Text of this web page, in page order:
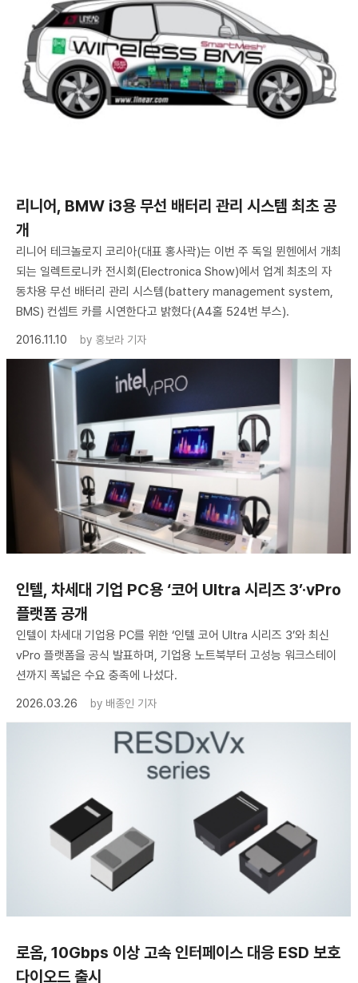
리니어, BMW i3용 무선 배터리 관리 시스템 최초 공
개
리니어 테크놀로지 코리아(대표 홍사곽)는 이번 주 독일 뮌헨에서 개최
되는 일렉트로니카 전시회(Electronica Show)에서 업계 최초의 자
동차용 무선 배터리 관리 시스템(battery management system,
BMS) 컨셉트 카를 시연한다고 밝혔다(A4홀 524번 부스).
2016.11.10
by 홍보라 기자
인텔, 차세대 기업 PC용 ‘코어 Ultra 시리즈 3’·vPro
플랫폼 공개
인텔이 차세대 기업용 PC를 위한 ‘인텔 코어 Ultra 시리즈 3’와 최신
vPro 플랫폼을 공식 발표하며, 기업용 노트북부터 고성능 워크스테이
션까지 폭넓은 수요 충족에 나섰다.
2026.03.26
by 배종인 기자
로옴, 10Gbps 이상 고속 인터페이스 대응 ESD 보호
다이오드 출시